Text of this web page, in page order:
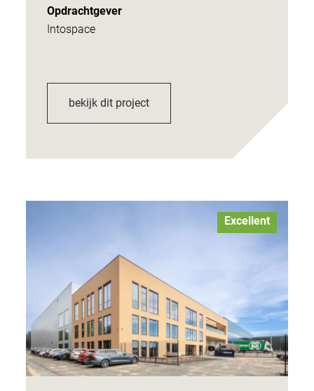
Opdrachtgever
Intospace
bekijk dit project
Excellent